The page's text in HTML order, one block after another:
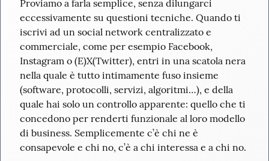
Proviamo a farla semplice, senza dilungarci
eccessivamente su questioni tecniche. Quando ti
iscrivi ad un social network centralizzato e
commerciale, come per esempio Facebook,
Instagram o (E)X(Twitter), entri in una scatola nera
nella quale è tutto intimamente fuso insieme
(software, protocolli, servizi, algoritmi…), e della
quale hai solo un controllo apparente: quello che ti
concedono per renderti funzionale al loro modello
di business. Semplicemente c’è chi ne è
consapevole e chi no, c’è a chi interessa e a chi no.